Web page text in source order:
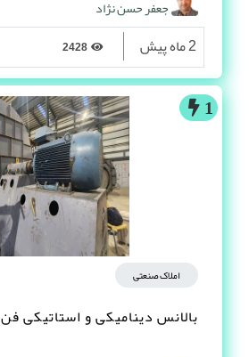
جعفر حسن نژاد
2 ماه پیش
1
املاک صنعتی
بالانس دینامیکی و استاتیکی فن